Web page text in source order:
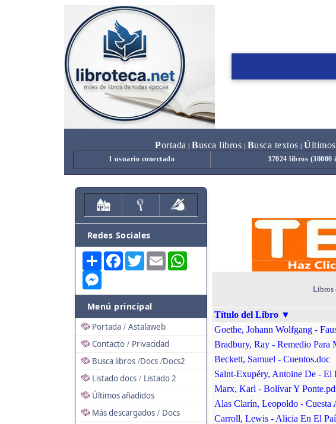
Portada Busca libros Busca textos Últimos
1 usuario conectado 37024 libros (30000
Redes Sociales
Share FacebookTwitterEmail
Menú principal
Portada / Astalaweb
Contacto / Privacidad
Busca libros /Docs /Docs2
Listado docs / Listado 2
Últimos añadidos
Más descargados / Docs
Libros
Título del Libro ▼
Goethe, Johann Wolfgang -
Bradbury, Ray - Remedio Para
Beckett, Samuel - Cuentos.doc
Saint-Exupéry, Antoine De - El
Marx, Karl - Bolívar Y
Alas Clarín, Leopoldo - Cuesta
Carroll, Lewis - Alicia En El